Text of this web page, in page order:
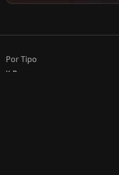
Por Tipo
K-Drama